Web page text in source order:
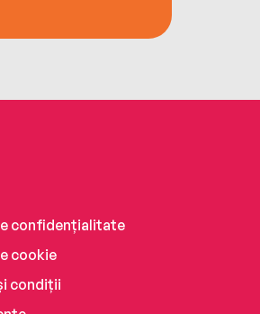
confidențialitate
cookie
condiții